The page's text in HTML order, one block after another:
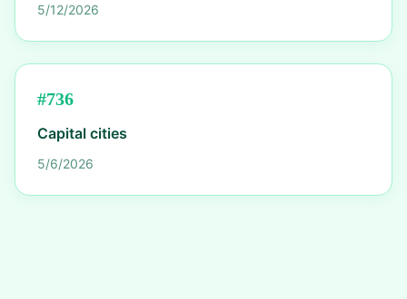
5/12/2026
#736
Capital cities
5/6/2026